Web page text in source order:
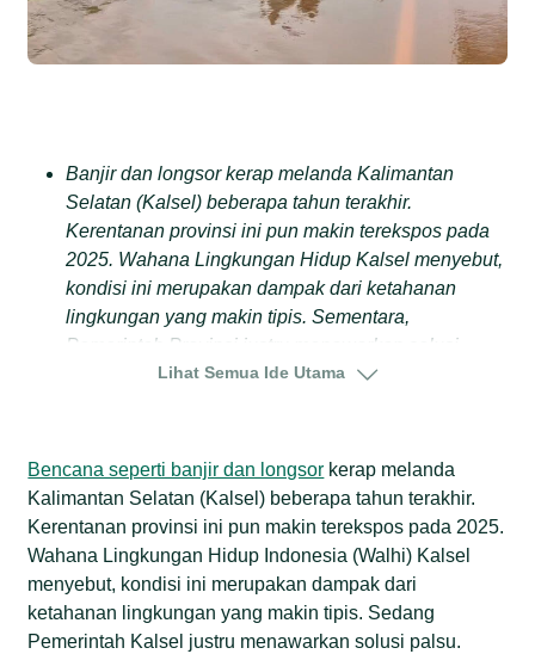
Banjir dan longsor kerap melanda Kalimantan
Selatan (Kalsel) beberapa tahun terakhir.
Kerentanan provinsi ini pun makin terekspos pada
2025. Wahana Lingkungan Hidup Kalsel menyebut,
kondisi ini merupakan dampak dari ketahanan
lingkungan yang makin tipis. Sementara,
Pemerintah Provinsi justru menawarkan solusi
(BPS) Kalsel mencatat, terjadi 217 peristiwa banjir
periode 2020-2024. Bencana tersebut merendam
393.676 rumah dan berdampak pada 1.747.321
orang, dengan korban meninggal dunia mencapai
36 jiwa.
Data Walhi Kalsel, 51,57% dari total 3,7 hektar luas
Lihat Semua Ide Utama
Bencana seperti banjir dan longsor kerap melanda
Kalimantan Selatan (Kalsel) beberapa tahun terakhir.
Kerentanan provinsi ini pun makin terekspos pada 2025.
Wahana Lingkungan Hidup Indonesia (Walhi) Kalsel
menyebut, kondisi ini merupakan dampak dari
ketahanan lingkungan yang makin tipis. Sedang
Pemerintah Kalsel justru menawarkan solusi palsu.